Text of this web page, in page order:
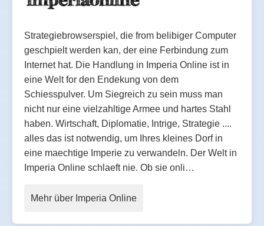
Strategiebrowserspiel, die from belibiger Computer
geschpielt werden kan, der eine Ferbindung zum
Internet hat. Die Handlung in Imperia Online ist in
eine Welt for den Endekung von dem
Schiesspulver. Um Siegreich zu sein muss man
nicht nur eine vielzahltige Armee und hartes Stahl
haben. Wirtschaft, Diplomatie, Intrige, Strategie ....
alles das ist notwendig, um Ihres kleines Dorf in
eine maechtige Imperie zu verwandeln. Der Welt in
Imperia Online schlaeft nie. Ob sie onli…
Mehr über Imperia Online